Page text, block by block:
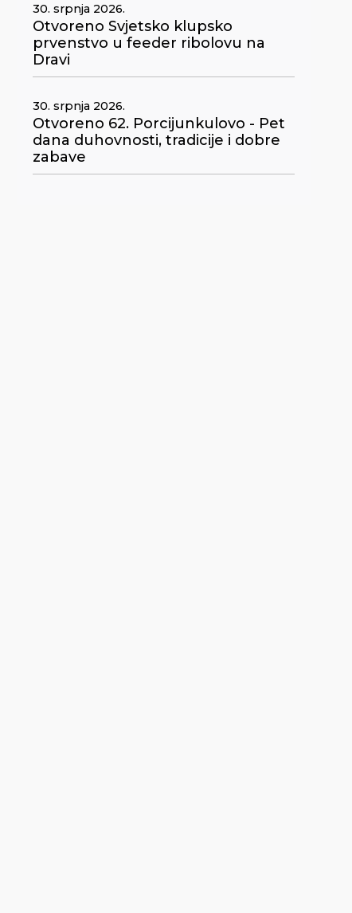
30. srpnja 2026.
Otvoreno Svjetsko klupsko
prvenstvo u feeder ribolovu na
Dravi
30. srpnja 2026.
Otvoreno 62. Porcijunkulovo - Pet
dana duhovnosti, tradicije i dobre
zabave